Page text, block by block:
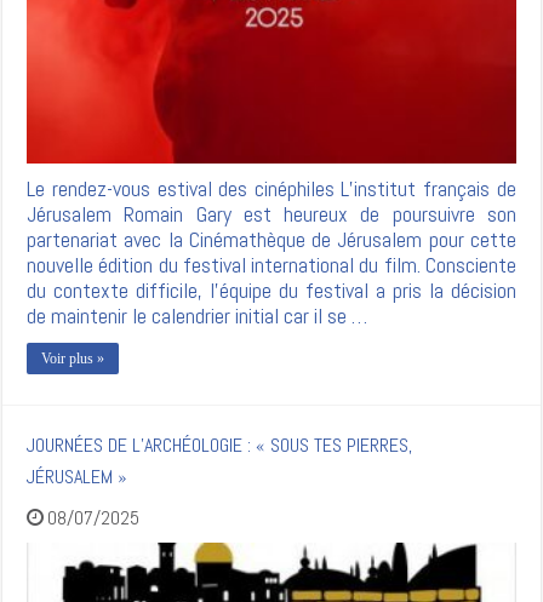
Le rendez-vous estival des cinéphiles L’institut français de
Jérusalem Romain Gary est heureux de poursuivre son
partenariat avec la Cinémathèque de Jérusalem pour cette
nouvelle édition du festival international du film. Consciente
du contexte difficile, l’équipe du festival a pris la décision
de maintenir le calendrier initial car il se …
Voir plus »
JOURNÉES DE L’ARCHÉOLOGIE : « SOUS TES PIERRES,
JÉRUSALEM »
08/07/2025